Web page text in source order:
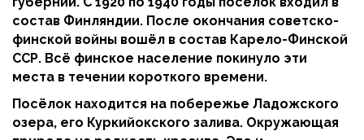
состав Финляндии. После окончания советско-
финской войны вошёл в состав Карело-Финской
ССР. Всё финское население покинуло эти
места в течении короткого времени.
Посёлок находится на побережье Ладожского
озера, его Куркийокского залива. Окружающая